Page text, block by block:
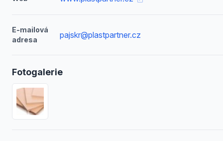
E-mailová
adresa
pajskr@plastpartner.cz
Fotogalerie